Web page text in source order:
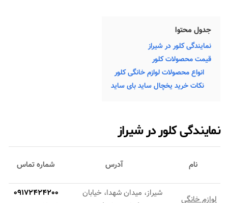
جدول محتوا
نمایندگی کلور در شیراز
قیمت محصولات کلور
انواع محصولات لوازم خانگی کلور
نکات خرید یخچال ساید بای ساید
نمایندگی کلور در شیراز
نام آدرس شماره تماس
لوازم خانگی
شیراز، میدان شهدا، خیابان
09172424200